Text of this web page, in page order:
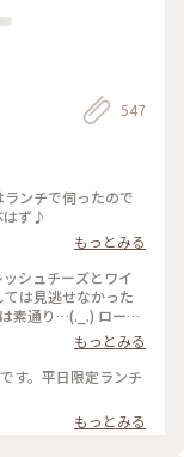
たなあ🥰 #なご
#なごやめし
547
ンチで伺ったので
はず♪
もっとみる
シュチーズとワイ
は見逃せなかった
素通り…(._.) ロース
ーフ丼食べたら報
ーフ丼 #名古屋 #名古
もっとみる
す。平日限定ランチ
もっとみる